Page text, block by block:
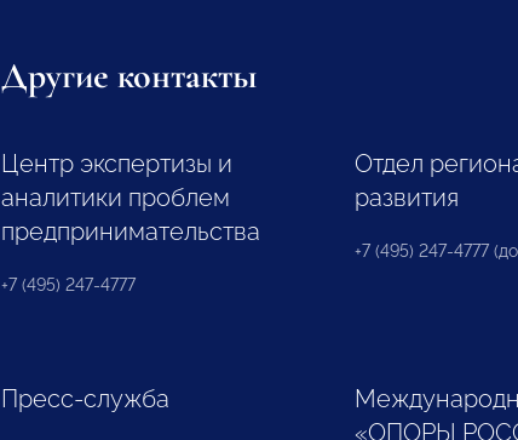
Другие контакты
Центр экспертизы и
аналитики проблем
предпринимательства
+7 (495) 247-4777
Отдел
развития
+7 (495) 247-4777
Пресс-служба
«ОПОРЫ